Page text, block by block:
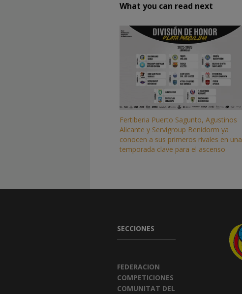
What you can read next
Fertiberia Puerto Sagunto, Agustinos
Alicante y Servigroup Benidorm ya
conocen a sus primeros rivales en una
temporada clave para el ascenso
SECCIONES
FEDERACION
COMPETICIONES
COMUNITAT DEL